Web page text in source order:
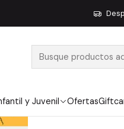
y Juvenil Ofertas
Pendiente 10 El